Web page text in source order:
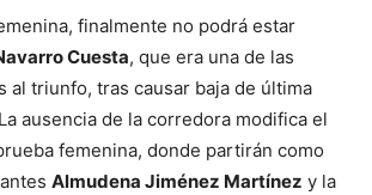
finalmente no podrá estar
Cuesta, que era una de las
al triunfo, tras causar baja de última
ausencia de la corredora modifica el
femenina, donde partirán como
Almudena Jiménez Martínez y la